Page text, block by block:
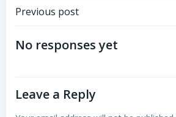
Post
navigation
Previous post
No responses yet
Leave a Reply